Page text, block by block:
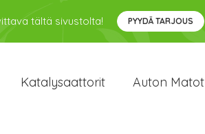
tältä sivustolta! PYYDÄ TARJOUS
Katalysaattorit Auton Matot